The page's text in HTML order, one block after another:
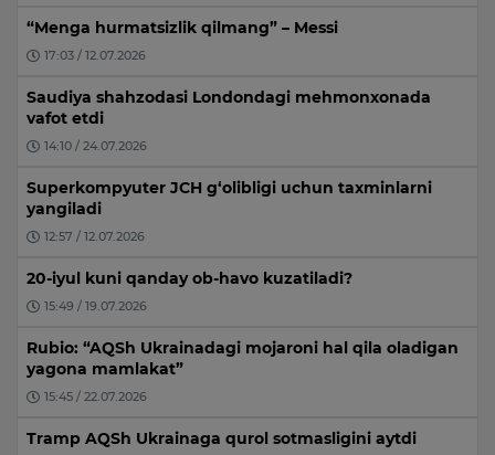
“Menga hurmatsizlik qilmang” – Messi
17:03 / 12.07.2026
Saudiya shahzodasi Londondagi mehmonxonada
vafot etdi
14:10 / 24.07.2026
Superkompyuter JCH g‘olibligi uchun taxminlarni
yangiladi
12:57 / 12.07.2026
20-iyul kuni qanday ob-havo kuzatiladi?
15:49 / 19.07.2026
Rubio: “AQSh Ukrainadagi mojaroni hal qila oladigan
yagona mamlakat”
15:45 / 22.07.2026
Tramp AQSh Ukrainaga qurol sotmasligini aytdi